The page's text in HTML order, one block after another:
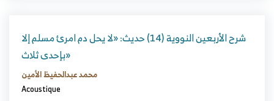
شرح الأربعين النووية (14) حديث: «لا يحل دم امرئ مسلم إلا
بإحدى ثلاث»
محمد عبدالحفيظ الأمين
Acoustique